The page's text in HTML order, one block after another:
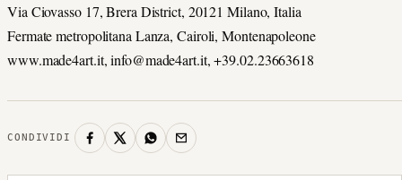
Via Ciovasso 17, Brera District, 20121 Milano, Italia
Fermate metropolitana Lanza, Cairoli, Montenapoleone
www.made4art.it, info@made4art.it, +39.02.23663618
CONDIVIDI